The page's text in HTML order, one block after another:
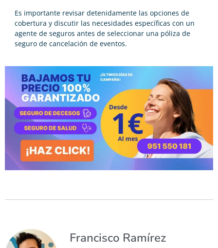
Es importante revisar detenidamente las opciones de
cobertura y discutir las necesidades específicas con un
agente de seguros antes de seleccionar una póliza de
seguro de cancelación de eventos.
Francisco Ramírez